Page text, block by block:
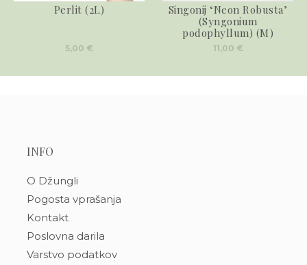
Perlit (2L)
5,00 €
Singonij ‘Neon Robusta’
(Syngonium
podophyllum) (M)
11,00 €
INFO
O Džungli
Pogosta vprašanja
Kontakt
Poslovna darila
Varstvo podatkov